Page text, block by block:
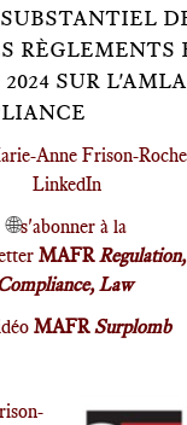
RÈGLEMENTS
SUR
Anne Frison-
LinkedIn
🌐s'abonner à la
MAFRRegulation,
Law
MAFRSurplomb